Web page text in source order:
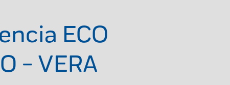
ECO
- VERA